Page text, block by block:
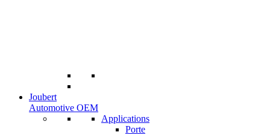
Joubert
Automotive OEM
Applications
Porte